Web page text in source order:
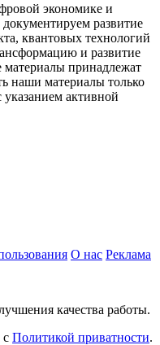
экономике и
развитие
квантовых технологий
и развитие
принадлежат
наши материалы только
указанием активной
О нас Реклама
качества работы.
с Политикой приватности.